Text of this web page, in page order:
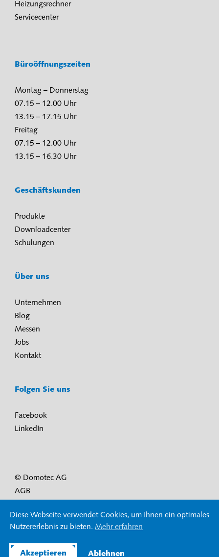
Diese Webseite verwendet Cookies, um Ihnen ein optimales
Nutzererlebnis zu bieten. Mehr erfahren
Akzeptieren Ablehnen
Heizungsrechner
Servicecenter
Büroöffnungszeiten
Montag – Donnerstag
07.15 – 12.00 Uhr
13.15 – 17.15 Uhr
Freitag
07.15 – 12.00 Uhr
13.15 – 16.30 Uhr
Geschäftskunden
Produkte
Downloadcenter
Schulungen
Über uns
Unternehmen
Blog
Messen
Jobs
Kontakt
Folgen Sie uns
Facebook
LinkedIn
© Domotec AG
AGB
Impressum